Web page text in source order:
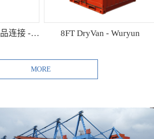
20FT 6台 儿童箱 样品连接 - Shibutani 8FT DryVan - Wuryun
MORE